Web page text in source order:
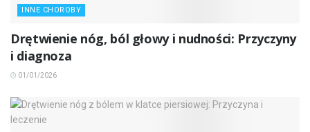
INNE CHOROBY
Drętwienie nóg, ból głowy i nudności: Przyczyny
i diagnoza
01/01/2026